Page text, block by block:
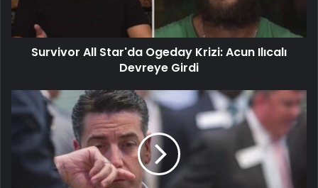
Survivor All Star'da Ogeday Krizi: Acun Ilıcalı
Devreye Girdi